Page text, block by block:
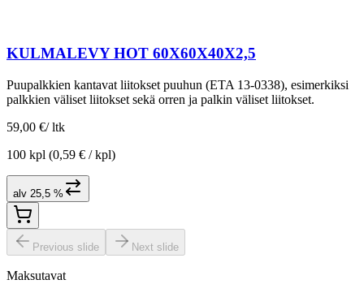
KULMALEVY HOT 60X60X40X2,5
Puupalkkien kantavat liitokset puuhun (ETA 13-0338), esimerkiksi
palkkien väliset liitokset sekä orren ja palkin väliset liitokset.
59,00 €/ ltk
100 kpl (0,59 € / kpl)
alv 25,5 %
Previous slide Next slide
Maksutavat